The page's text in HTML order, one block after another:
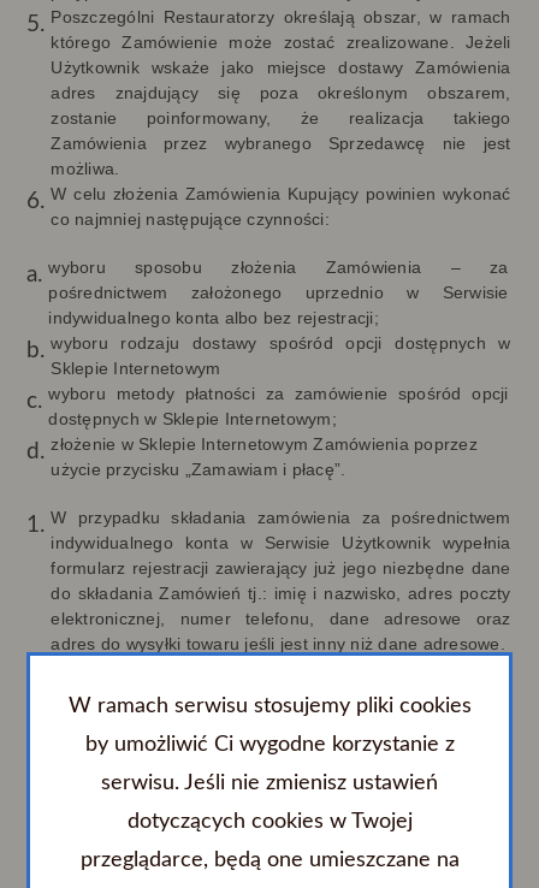
Poszczególni Restauratorzy określają obszar, w ramach
którego Zamówienie może zostać zrealizowane. Jeżeli
Użytkownik wskaże jako miejsce dostawy Zamówienia
adres znajdujący się poza określonym obszarem,
zostanie poinformowany, że realizacja takiego
Zamówienia przez wybranego Sprzedawcę nie jest
możliwa.
W celu złożenia Zamówienia Kupujący powinien wykonać
co najmniej następujące czynności:
wyboru sposobu złożenia Zamówienia – za
pośrednictwem założonego uprzednio w Serwisie
indywidualnego konta albo bez rejestracji;
wyboru rodzaju dostawy spośród opcji dostępnych w
Sklepie Internetowym
wyboru metody płatności za zamówienie spośród opcji
dostępnych w Sklepie Internetowym;
złożenie w Sklepie Internetowym Zamówienia poprzez
użycie przycisku „Zamawiam i płacę”.
W przypadku składania zamówienia za pośrednictwem
indywidualnego konta w Serwisie Użytkownik wypełnia
formularz rejestracji zawierający już jego niezbędne dane
do składania Zamówień tj.: imię i nazwisko, adres poczty
elektronicznej, numer telefonu, dane adresowe oraz
adres do wysyłki towaru jeśli jest inny niż dane adresowe.
zakładania konta Serwisie. W takim przypadku Użytkownik
musi wypełnić formularz Zamówienia w zakresie
następujących danych tj.: imię i nazwisko, adres poczty
elektronicznej, numer telefonu, dane adresowe oraz
adres do wysyłki towaru jeśli jest inny niż dane adresowe.
Złożenie Zamówienia następuje po zapoznaniu się przez
zwierającego wybrane Posiłki i wskazane przez
W ramach serwisu stosujemy pliki cookies
by umożliwić Ci wygodne korzystanie z
serwisu. Jeśli nie zmienisz ustawień
dotyczących cookies w Twojej
przeglądarce, będą one umieszczane na